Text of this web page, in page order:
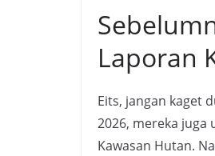
Laporan
Eits, jangan kaget
2026, mereka
Kawasan Hutan.